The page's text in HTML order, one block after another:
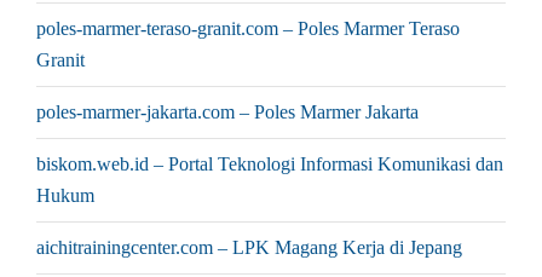
poles-marmer-teraso-granit.com – Poles Marmer Teraso
Granit
poles-marmer-jakarta.com – Poles Marmer Jakarta
biskom.web.id – Portal Teknologi Informasi Komunikasi dan
Hukum
aichitrainingcenter.com – LPK Magang Kerja di Jepang